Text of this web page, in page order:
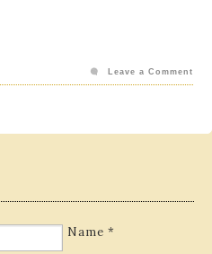
Leave a Comment
Name *